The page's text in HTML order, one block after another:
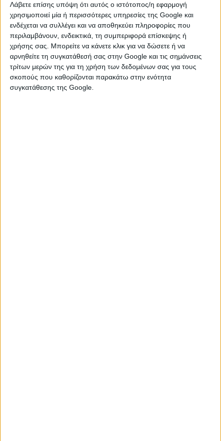
Λάβετε επίσης υπόψη ότι αυτός ο ιστότοπος/η εφαρμογή
χρησιμοποιεί μία ή περισσότερες υπηρεσίες της Google και
ενδέχεται να συλλέγει και να αποθηκεύει πληροφορίες που
περιλαμβάνουν, ενδεικτικά, τη συμπεριφορά επίσκεψης ή
χρήσης σας. Μπορείτε να κάνετε κλικ για να δώσετε ή να
αρνηθείτε τη συγκατάθεσή σας στην Google και τις σημάνσεις
τρίτων μερών της για τη χρήση των δεδομένων σας για τους
σκοπούς που καθορίζονται παρακάτω στην ενότητα
συγκατάθεσης της Google.
λύπη και στο τέλος αυτής της διέλευσης θα ξέρετε πια πως ο
δρόμος για την αληθινή αγάπη και την εσωτερική ειρήνη
περνά μέσα από την αποδοχή των σφαλμάτων σας και τη
συγχώρεση, από το να αφήσετε το παλιό πίσω σας και να
ανοίξετε την καρδιά σας σε ένα μέλλον γεμάτο φως και
αλήθεια. Αγκαλιάστε την αλλαγή με πάθος και αυτοπεποίθηση,
γιατί το δεύτερο εξάμηνο του έτους, όταν ο Δίας περάσει στο
ζώδιό σας, ο έρωτας και η αλήθεια θα ανθίσουν με τρόπο που
ποτέ δεν φανταστήκατε. Θα έχετε την ευκαιρία να